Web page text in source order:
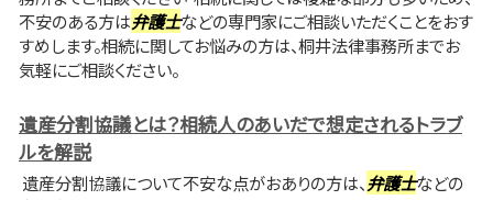
不安のある方は弁護士などの専門家にご相談いただくことをおす
すめします。相続に関してお悩みの方は、桐井法律事務所までお
気軽にご相談ください。
遺産分割協議とは？相続人のあいだで想定されるトラブ
ルを解説
遺産分割協議について不安な点がおありの方は、 弁護士などの